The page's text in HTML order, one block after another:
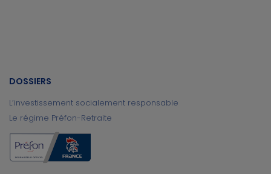
DOSSIERS
L’investissement socialement responsable
Le régime Préfon-Retraite